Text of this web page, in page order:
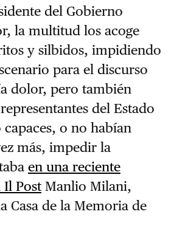
del Gobierno
la multitud los acoge
y silbidos, impidiendo
para el discurso
dolor, pero también
del Estado
o no habían
más, impedir la
en una reciente
Il PostManlio Milani,
Casa de la Memoria de